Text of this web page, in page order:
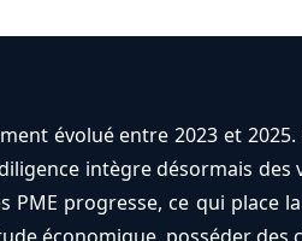
évolué entre 2023 et
intègre désormais
PME progresse, ce qui place